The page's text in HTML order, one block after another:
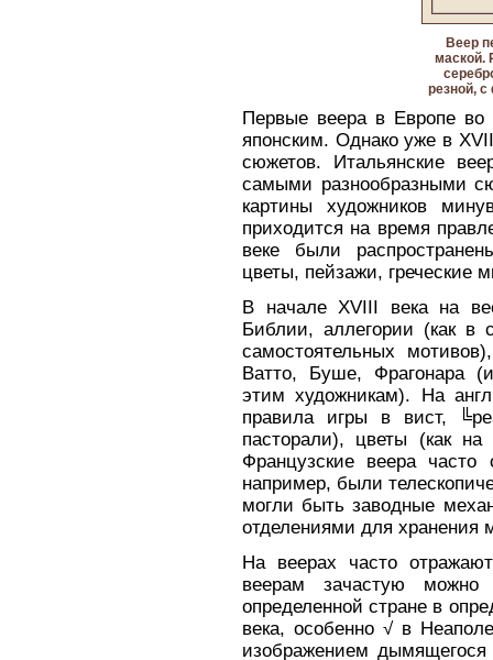
Веер
маской.
резной,
Первые веера в Европе
японским. Однако уже в
сюжетов. Итальянские
самыми разнообразными
картины художников
приходится на время
веке были
цветы, пейзажи,
В начале XVIII века на
Библии, аллегории (как в
самостоятельных
Ватто, Буше, Фрагонара
этим художникам). На
правила игры в вист,
пасторали), цветы (как
Французские веера
например, были
могли быть заводные
отделениями для хранения
На веерах часто
веерам зачастую
определенной стране в
века, особенно √ в
изображением